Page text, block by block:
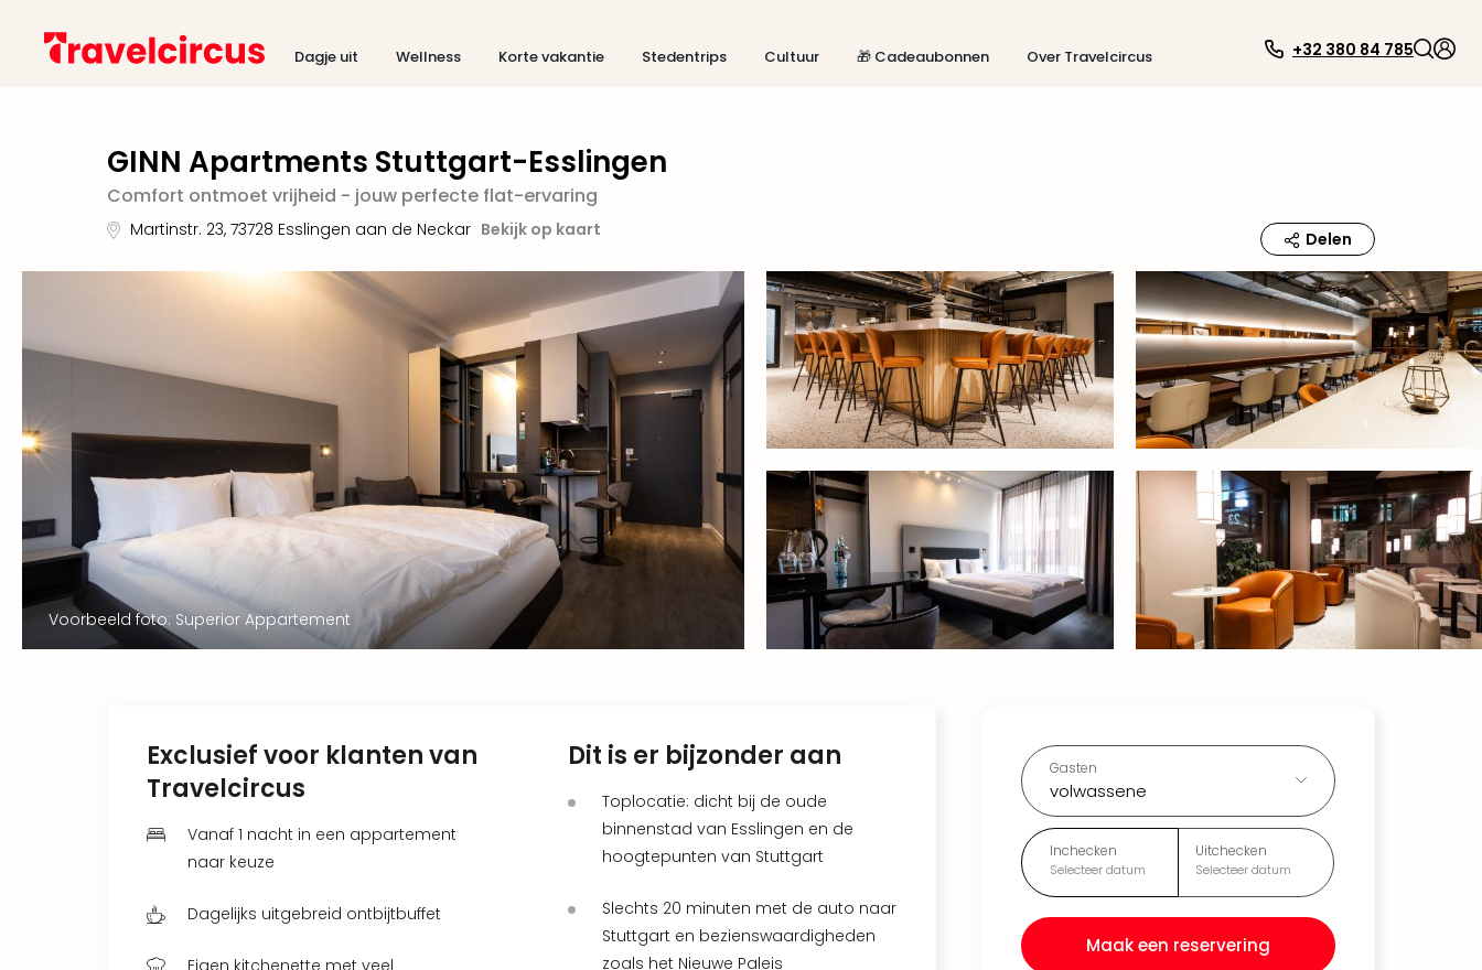
Dagje uit Wellness Korte vakantie Stedentrips Cultuur 🎁 Cadeaubonnen Over Travelcircus +32 380 84 785
GINN Apartments Stuttgart-Esslingen
Comfort ontmoet vrijheid - jouw perfecte flat-ervaring
Martinstr. 23, 73728 Esslingen aan de Neckar Bekijk op kaart Delen
Voorbeeld foto: Superior Appartement
Gasten
volwassene
Inchecken
Selecteer datum
Uitchecken
Selecteer datum
Maak een reservering
Exclusief voor klanten van
Travelcircus
Vanaf 1 nacht in een appartement
naar keuze
Dagelijks uitgebreid ontbijtbuffet
Eigen kitchenette met veel
Dit is er bijzonder aan
Toplocatie: dicht bij de oude
binnenstad van Esslingen en de
hoogtepunten van Stuttgart
Slechts 20 minuten met de auto naar
Stuttgart en bezienswaardigheden
zoals het Nieuwe Paleis